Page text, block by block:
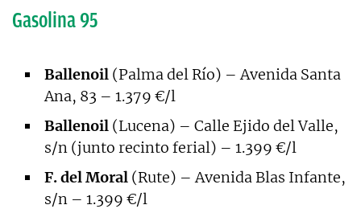
Gasolina 95
Ballenoil (Palma del Río) – Avenida Santa
Ana, 83 – 1.379 €/l
Ballenoil (Lucena) – Calle Ejido del Valle,
s/n (junto recinto ferial) – 1.399 €/l
F. del Moral (Rute) – Avenida Blas Infante,
s/n – 1.399 €/l